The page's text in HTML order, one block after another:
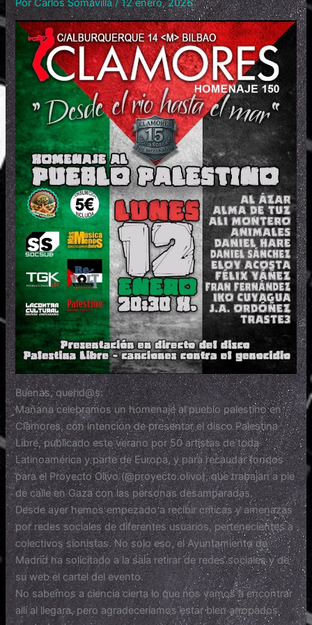
PorCarlos Somavilla/12 enero, 2026
Buenas, querid@s:
Mañana celebramos un homenaje al pueblo palestino en
Clamores, con intención de presentar el disco Palestina
Libre, publicado este verano por 50 artistas de toda
Latinoamérica y parte de Europa, y para recaudar fondos
para el Proyecto Olivo (@proyecto.olivo), que trabajan a pie
de calle en Gaza con las personas desamparadas.
Desde ayer hemos empezado a recibir críticas y amenazas
por redes sociales de diferentes usuarios, pertenecientes a
colectivos sionistas. No solo eso, el Ayuntamiento de
Madrid ha solicitado a la sala retirar de redes sociales y de
su web el cartel del evento.
No sabemos a ciencia cierta lo que nos vamos a encontrar
allí al llegara, pero agradeceríamos estar bien arropados